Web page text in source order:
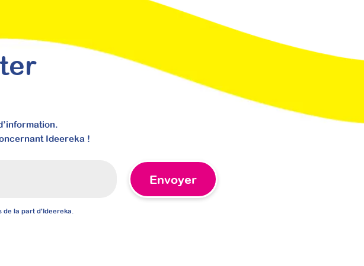
Ideereka !
Envoyer
la part d'Ideereka.